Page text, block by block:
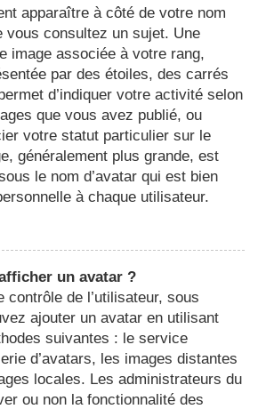
apparaître à côté de votre nom
vous consultez un sujet. Une
image associée à votre rang,
par des étoiles, des carrés
d’indiquer votre activité selon
que vous avez publié, ou
votre statut particulier sur le
généralement plus grande, est
le nom d’avatar qui est bien
à chaque utilisateur.
un avatar ?
contrôle de l’utilisateur, sous
ajouter un avatar en utilisant
suivantes : le service
d’avatars, les images distantes
locales. Les administrateurs du
ou non la fonctionnalité des